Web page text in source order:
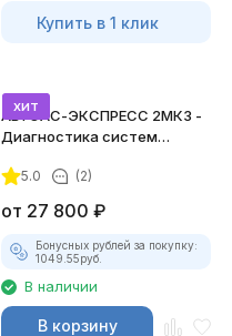
Купить в 1 клик
хит
АВТОАС-ЭКСПРЕСС 2МК3 -
Диагностика систем
5.0 (2)
от 27 800 ₽
Бонусных рублей за покупку:
1049.55руб.
В наличии
В корзину